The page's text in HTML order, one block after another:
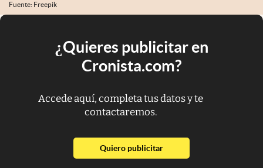
Fuente: Freepik
¿Quieres publicitar en
Cronista.com?
Accede aquí, completa tus datos y te
contactaremos.
Quiero publicitarabre en nueva pestaña